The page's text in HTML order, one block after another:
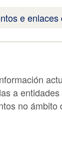
e enlaces
a
no